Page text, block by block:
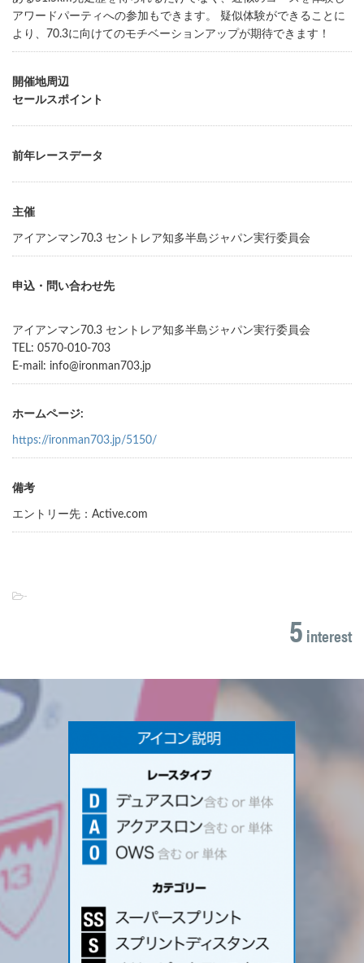
アワードパーティへの参加もできます。 疑似体験ができることに
より、70.3に向けてのモチベーションアップが期待できます！
開催地周辺
セールスポイント
前年レースデータ
主催
アイアンマン70.3 セントレア知多半島ジャパン実行委員会
申込・問い合わせ先
アイアンマン70.3 セントレア知多半島ジャパン実行委員会
TEL: 0570-010-703
E-mail: info@ironman703.jp
ホームページ:
https://ironman703.jp/5150/
備考
エントリー先：Active.com
-
5 interest